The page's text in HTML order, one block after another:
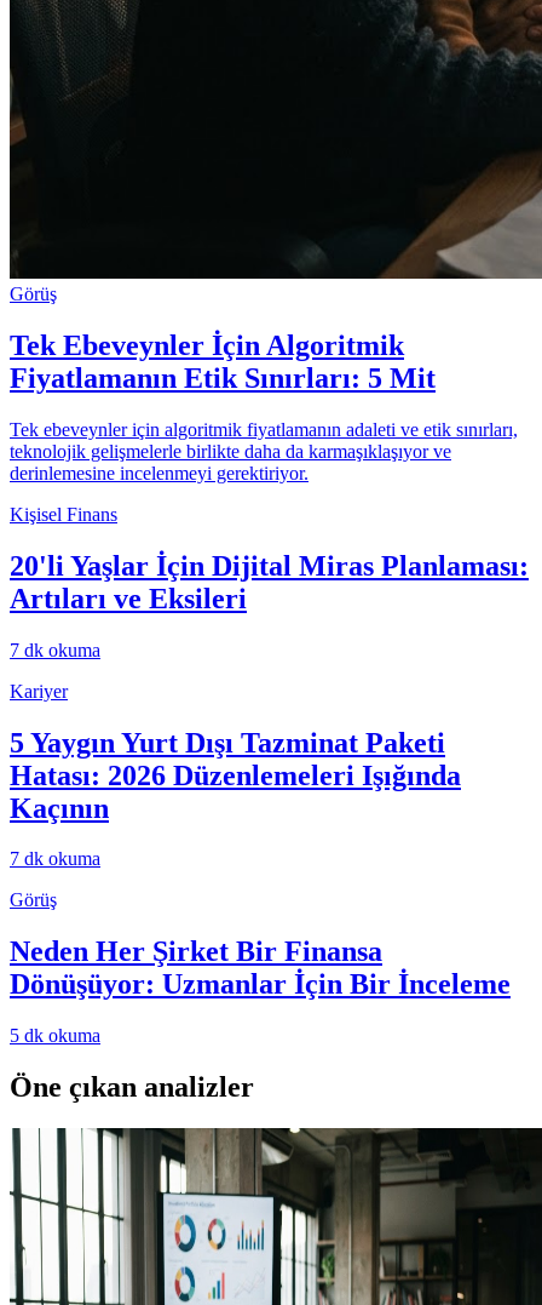
Görüş
Tek Ebeveynler İçin Algoritmik
Fiyatlamanın Etik Sınırları: 5 Mit
Tek ebeveynler için algoritmik fiyatlamanın adaleti ve etik sınırları,
teknolojik gelişmelerle birlikte daha da karmaşıklaşıyor ve
derinlemesine incelenmeyi gerektiriyor.
Kişisel Finans
20'li Yaşlar İçin Dijital Miras Planlaması:
Artıları ve Eksileri
7 dk okuma
Kariyer
5 Yaygın Yurt Dışı Tazminat Paketi
Hatası: 2026 Düzenlemeleri Işığında
Kaçının
7 dk okuma
Görüş
Neden Her Şirket Bir Finansa
Dönüşüyor: Uzmanlar İçin Bir İnceleme
5 dk okuma
Öne çıkan analizler